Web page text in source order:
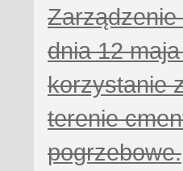
dnia 12
korzystanie
terenie
pogrzebowe.